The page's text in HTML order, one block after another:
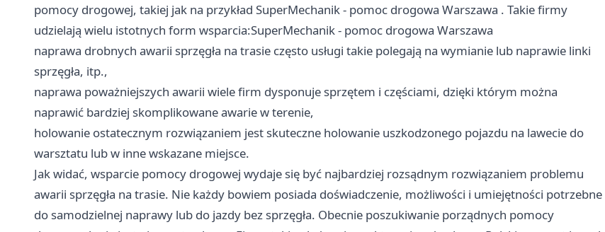
pomocy drogowej, takiej jak na przykład SuperMechanik - pomoc drogowa Warszawa . Takie firmy
udzielają wielu istotnych form wsparcia:SuperMechanik - pomoc drogowa Warszawa
naprawa drobnych awarii sprzęgła na trasie często usługi takie polegają na wymianie lub naprawie linki
sprzęgła, itp.,
naprawa poważniejszych awarii wiele firm dysponuje sprzętem i częściami, dzięki którym można
naprawić bardziej skomplikowane awarie w terenie,
holowanie ostatecznym rozwiązaniem jest skuteczne holowanie uszkodzonego pojazdu na lawecie do
warsztatu lub w inne wskazane miejsce.
Jak widać, wsparcie pomocy drogowej wydaje się być najbardziej rozsądnym rozwiązaniem problemu
awarii sprzęgła na trasie. Nie każdy bowiem posiada doświadczenie, możliwości i umiejętności potrzebne
do samodzielnej naprawy lub do jazdy bez sprzęgła. Obecnie poszukiwanie porządnych pomocy